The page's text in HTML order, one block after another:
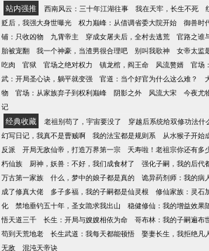
站内强推 西南风云：三十年江湖往事 我在天牢，长生不死
贬后，我强大身世曝光
权力巅峰：从借调省委大院开始 御兽时
铺：只收凶物
九霄帝主 穿成女屠夫后，全村去逃荒 官路之谁
胎被宠翻
我一个神豪，当渣男很合理吧 别叫我歌神 女帝太监
吃肉
官狱 官场之绝对权力 镇龙棺，阎王命 风流赘婿 官场
武：开局圣心诀，躺平就变强
官道：当个好官为什么这么难？
物
官场：从家族弃子到权利巅峰 阴影之外 风流大宋 今夜尤
记
经典收藏 老祖别苟了，宇宙要没了 穿越后系统给双修功法什
幻写日记，我真不是曹贼啊
我的法宝都是规则系 从水猴子开始
反派
开局无敌仙帝，打造万界第一宗 夭寿啦！老祖宗你还有多
朽仙族
厨神，妖兽：不好，我们成食材了 强化子嗣，我的后代
万古第一家族
什么，梦中的娘子都是真的 诡异药剂师：我的病
成了修真大佬
多子多福，我的子嗣都是仙灵根 修仙家族：灵石
化
禁地垂钓五十年，圣女跪求我出山 稳健修仙：我的增益效果
悟天道三千
长生：开局与嫂嫂相依为命 哥布林：我的子嗣遍布
苟到天荒地老
长生武道：我每天都能顿悟 娶妻长生，我拒绝凡
无敌
混沌天帝诀